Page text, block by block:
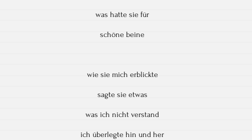
was hatte sie für
schöne beine
wie sie mich erblickte
sagte sie etwas
was ich nicht verstand
ich überlegte hin und her